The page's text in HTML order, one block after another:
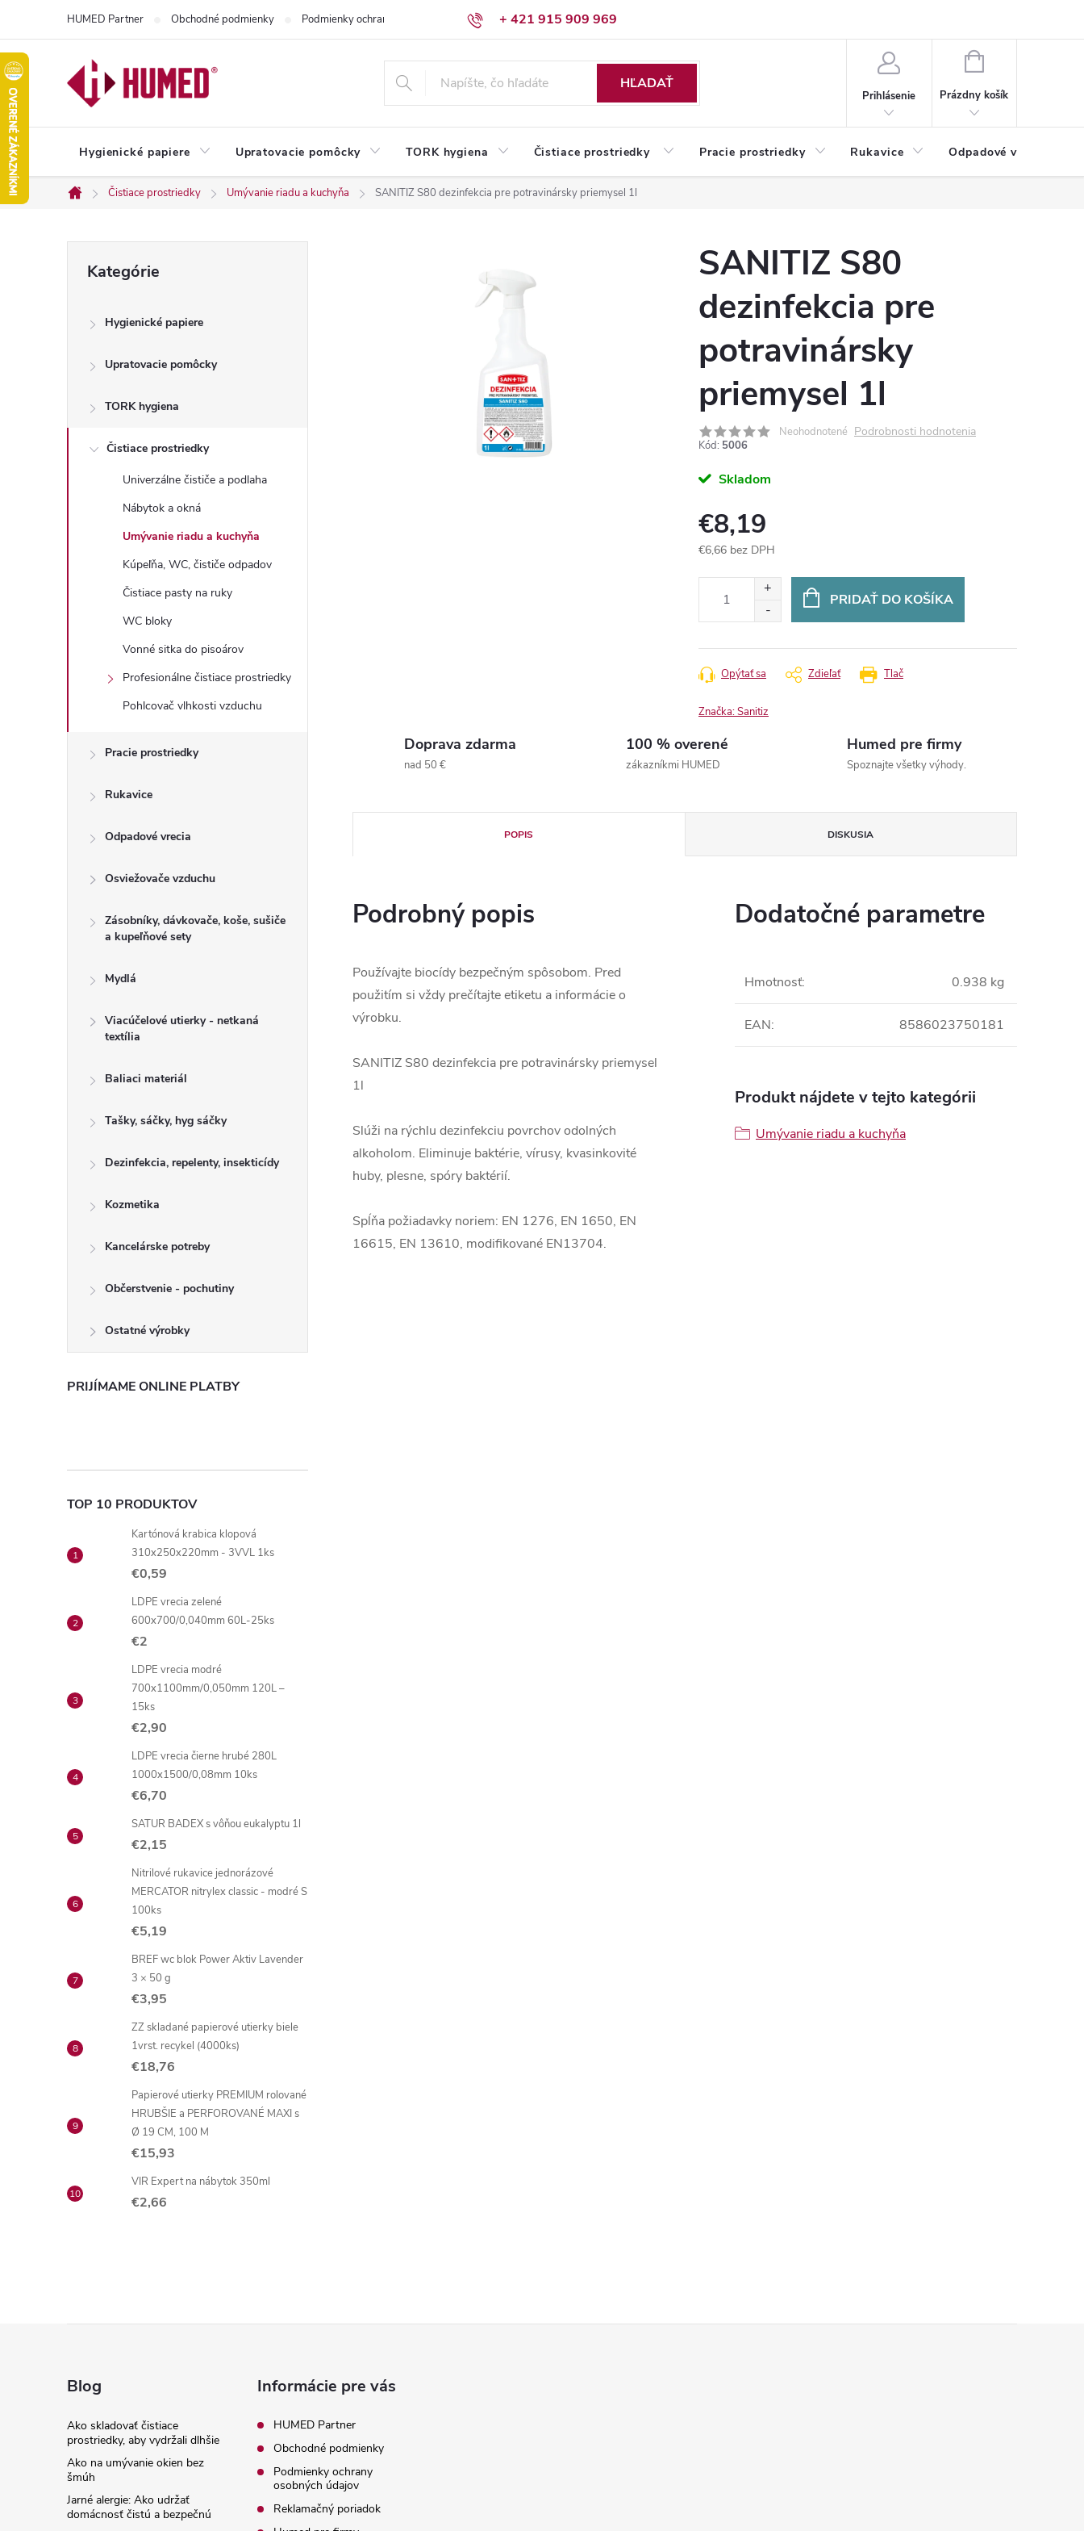
obsah
+ 421 915 909 969
HUMED Partner Obchodné podmienky Podmienky ochrany osobných údajov Reklamačný poriadok
HĽADAŤ
Prihlásenie
NÁKUPNÝ
Prázdny košík
Hygienické papiere Upratovacie pomôcky TORK hygiena Čistiace prostriedky Pracie prostriedky Rukavice Odpadové vrecia
Domov
Čistiace prostriedky Umývanie riadu a kuchyňa SANITIZ S80 dezinfekcia pre potravinársky priemysel 1l
ý
kategórie
Kategórie
Hygienické papiere
Upratovacie pomôcky
TORK hygiena
Čistiace prostriedky
Univerzálne čističe a podlaha
Nábytok a okná
Umývanie riadu a kuchyňa
Kúpeľňa, WC, čističe odpadov
Čistiace pasty na ruky
WC bloky
Vonné sitka do pisoárov
Profesionálne čistiace prostriedky
Pohlcovač vlhkosti vzduchu
Pracie prostriedky
Rukavice
Odpadové vrecia
Osviežovače vzduchu
Zásobníky, dávkovače, koše, sušiče
a kupeľňové sety
Mydlá
Viacúčelové utierky - netkaná
textília
Baliaci materiál
Tašky, sáčky, hyg sáčky
Dezinfekcia, repelenty, insekticídy
Kozmetika
Kancelárske potreby
Občerstvenie - pochutiny
Ostatné výrobky
PRIJÍMAME ONLINE PLATBY
TOP 10 PRODUKTOV
Kartónová krabica klopová
310x250x220mm - 3VVL 1ks
€0,59
LDPE vrecia zelené
600x700/0,040mm 60L-25ks
€2
LDPE vrecia modré
700x1100mm/0,050mm 120L –
15ks
€2,90
LDPE vrecia čierne hrubé 280L
1000x1500/0,08mm 10ks
€6,70
SATUR BADEX s vôňou eukalyptu 1l
€2,15
Nitrilové rukavice jednorázové
MERCATOR nitrylex classic - modré S
100ks
€5,19
BREF wc blok Power Aktiv Lavender
3 × 50 g
€3,95
ZZ skladané papierové utierky biele
1vrst. recykel (4000ks)
€18,76
Papierové utierky PREMIUM rolované
HRUBŠIE a PERFOROVANÉ MAXI s
Ø 19 CM, 100 M
€15,93
VIR Expert na nábytok 350ml
€2,66
SANITIZ S80
dezinfekcia pre
potravinársky
priemysel 1l
Neohodnotené Podrobnosti hodnotenia
Kód: 5006
Skladom
€8,19
€6,66 bez DPH
PRIDAŤ DO KOŠÍKA
Tlač
Opýtať sa Zdieľať
Značka:Sanitiz
Doprava zdarma
nad 50 €
100 % overené
zákazníkmi HUMED
Humed pre firmy
Spoznajte všetky výhody.
POPIS DISKUSIA
Podrobný popis
Používajte biocídy bezpečným spôsobom. Pred
použitím si vždy prečítajte etiketu a informácie o
výrobku.
SANITIZ S80 dezinfekcia pre potravinársky priemysel
1l
Slúži na rýchlu dezinfekciu povrchov odolných
alkoholom. Eliminuje baktérie, vírusy, kvasinkovité
huby, plesne, spóry baktérií.
Spĺňa požiadavky noriem: EN 1276, EN 1650, EN
16615, EN 13610, modifikované EN13704.
Dodatočné parametre
Hmotnosť: 0.938 kg
EAN: 8586023750181
Produkt nájdete v tejto kategórii
Umývanie riadu a kuchyňa
Blog
Ako skladovať čistiace
prostriedky, aby vydržali dlhšie
Ako na umývanie okien bez
šmúh
Jarné alergie: Ako udržať
domácnosť čistú a bezpečnú
Informácie pre vás
HUMED Partner
Obchodné podmienky
Podmienky ochrany
osobných údajov
Reklamačný poriadok